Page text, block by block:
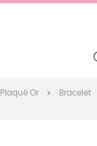
Plaqué Or Bracelet